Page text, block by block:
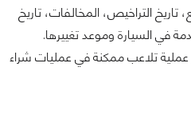
التراخيص، المخالفات، تاريخ
في السيارة وموعد تغييرها.
تلاعب ممكنة في عمليات شراء